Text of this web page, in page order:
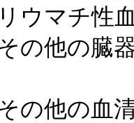
ウマチ性
の他の臓
の他の血